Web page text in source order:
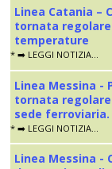
Linea Catania –
tornata
temperature
* ➡️ LEGGI NOTIZIA...
Linea Messina -
tornata
sede ferroviaria.
* ➡️ LEGGI NOTIZIA...
Linea Messina -